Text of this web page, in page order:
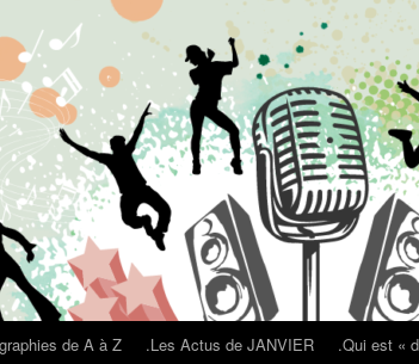
de A à Z .Les Actus de JANVIER .Qui est «